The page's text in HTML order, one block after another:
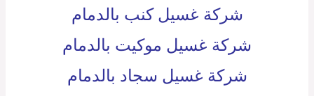
شركة غسيل كنب بالدمام
شركة غسيل موكيت بالدمام
شركة غسيل سجاد بالدمام